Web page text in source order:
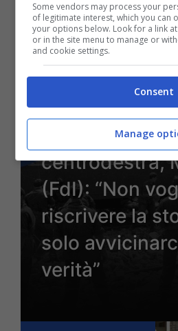
2 Agosto 2023 - 18:32
Strage di
mozione del
centrodestra,
(FdI): “Non
riscrivere la
solo
verità”
Some vendors may process your
of legitimate interest, which you can
your options below. Look for a link
or in the site menu to manage or
and cookie settings.
Consent
Manage